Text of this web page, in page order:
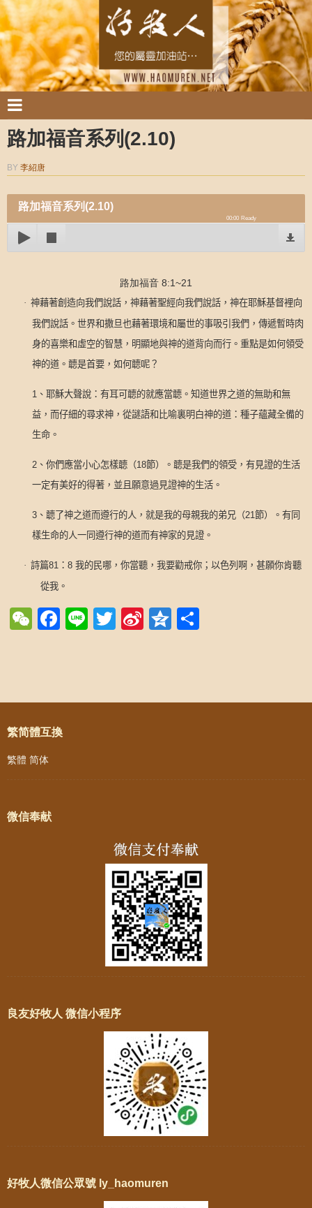
路加福音系列(2.10)
BY 李紹唐
路加福音系列(2.10)
00:00 Ready
路加福音 8:1~21
· 神藉著創造向我們說話，神藉著聖經向我們說話，神在耶穌基督裡向
我們說話。世界和撒旦也藉著環境和屬世的事吸引我們，傳遞暫時肉
身的喜樂和虛空的智慧，明顯地與神的道背向而行。重點是如何領受
神的道。聼是首要，如何聼呢？
1 、耶穌大聲說：有耳可聼的就應當聼。知道世界之道的無助和無
益，而仔細的尋求神，從謎語和比喻裏明白神的道：種子蘊藏全備的
生命。
2 、你們應當小心怎樣聼（18節）。聼是我們的領受，有見證的生活
一定有美好的得著，並且願意過見證神的生活。
3 、聼了神之道而遵行的人，就是我的母親我的弟兄（21節）。有同
樣生命的人一同遵行神的道而有神家的見證。
· 詩篇81 ： 8 我的民哪，你當聽，我要勸戒你；以色列啊，甚願你肯聽
從我。
WeChat
Facebook
LineTwitter
SinaQzone
Post navigation
繁简體互換
繁體 简体
微信奉献
良友好牧人 微信小程序
好牧人微信公眾號 ly_haomuren